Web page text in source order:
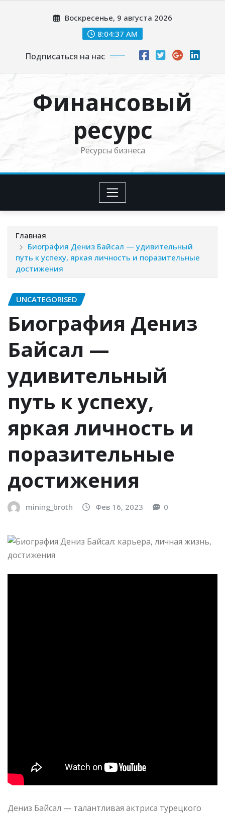
Воскресенье, 9 августа 2026
8:04:38 AM
Подписаться на нас
Финансовый
ресурс
Ресурсы бизнеса
Главная
Биография Дениз Байсал — удивительный
путь к успеху, яркая личность и поразительные
достижения
UNCATEGORISED
Биография Дениз
Байсал —
удивительный
путь к успеху,
яркая личность и
поразительные
достижения
mining_broth Фев 16, 2023 0
Дениз Байсал — талантливая актриса турецкого